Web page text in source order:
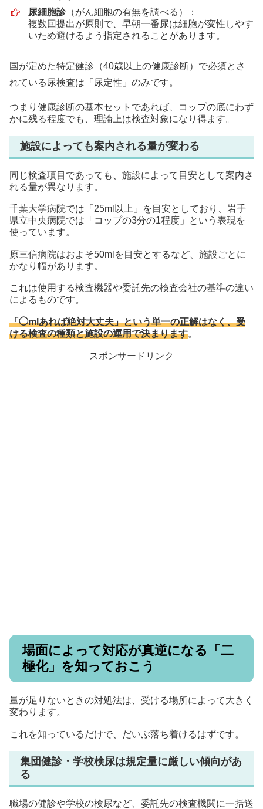
尿細胞診（がん細胞の有無を調べる）：
複数回提出が原則で、早朝一番尿は細胞が変性しやす
いため避けるよう指定されることがあります。
国が定めた特定健診（40歳以上の健康診断）で必須とさ
れている尿検査は「尿定性」のみです。
つまり健康診断の基本セットであれば、コップの底にわず
かに残る程度でも、理論上は検査対象になり得ます。
施設によっても案内される量が変わる
同じ検査項目であっても、施設によって目安として案内さ
れる量が異なります。
千葉大学病院では「25ml以上」を目安としており、岩手
県立中央病院では「コップの3分の1程度」という表現を
使っています。
原三信病院はおよそ50mlを目安とするなど、施設ごとに
かなり幅があります。
これは使用する検査機器や委託先の検査会社の基準の違い
によるものです。
「◯mlあれば絶対大丈夫」という単一の正解はなく、受
ける検査の種類と施設の運用で決まります。
スポンサードリンク
場面によって対応が真逆になる「二
極化」を知っておこう
量が足りないときの対処法は、受ける場所によって大きく
変わります。
これを知っているだけで、だいぶ落ち着けるはずです。
集団健診・学校検尿は規定量に厳しい傾向があ
る
職場の健診や学校の検尿など、委託先の検査機関に一括送